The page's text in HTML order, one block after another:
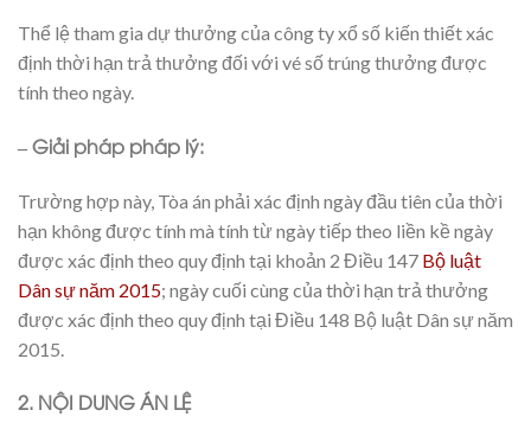
Thể lệ tham gia dự thưởng của công ty xổ số kiến thiết xác
định thời hạn trả thưởng đối với vé số trúng thưởng được
tính theo ngày.
– Giải pháp pháp lý:
Trường hợp này, Tòa án phải xác định ngày đầu tiên của thời
hạn không được tính mà tính từ ngày tiếp theo liền kề ngày
được xác định theo quy định tại khoản 2 Điều 147 Bộ luật
Dân sự năm 2015; ngày cuối cùng của thời hạn trả thưởng
được xác định theo quy định tại Điều 148 Bộ luật Dân sự năm
2015.
2. NỘI DUNG ÁN LỆ